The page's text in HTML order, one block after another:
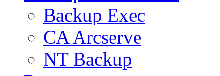
Backup Exec
CA Arcserve
NT Backup